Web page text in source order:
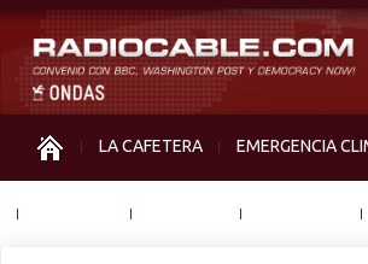
LA CAFETERA EMERGENCIA